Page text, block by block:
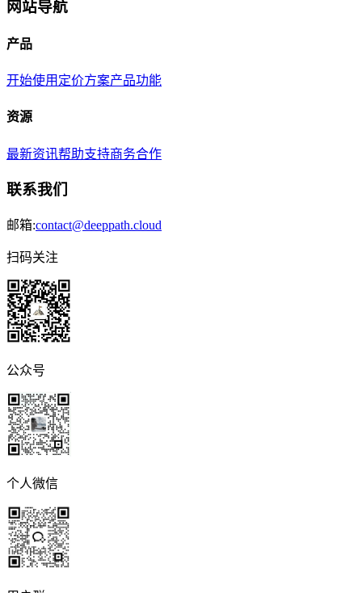
网站导航
产品
开始使用 定价方案产品功能
资源
最新资讯帮助支持商务合作
联系我们
邮箱:contact@deeppath.cloud
扫码关注
公众号
个人微信